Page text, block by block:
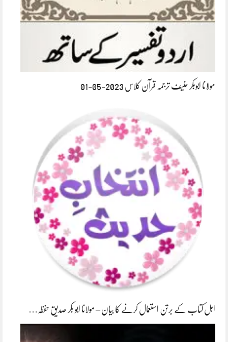
مولانا ابوبکر حنیف ترجمہ قرآن کلاس 2023-05-01
اہل کتاب کے برتن استعمال کرنے کا بیان – مولانا ابو بکر صدیق حفظہ…